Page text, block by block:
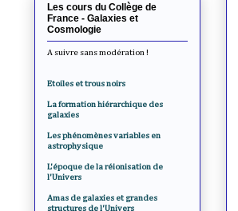
Les cours du Collège de
France - Galaxies et
Cosmologie
A suivre sans modération !
Etoiles et trous noirs
La formation hiérarchique des
galaxies
Les phénomènes variables en
astrophysique
L'époque de la réionisation de
l'Univers
Amas de galaxies et grandes
structures de l'Univers